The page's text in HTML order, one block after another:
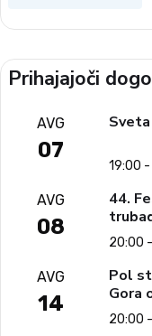
Prihajajoči
AVG
07
Sveta
19:00
AVG
08
44.
20:00
AVG
14
Pol
Gora
20:00